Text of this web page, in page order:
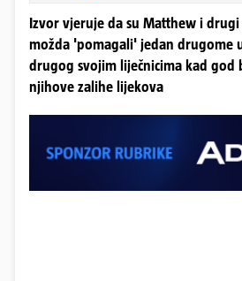
Izvor vjeruje da su Matthew i
možda 'pomagali' jedan drugome
drugog svojim liječnicima kad god
njihove zalihe lijekova